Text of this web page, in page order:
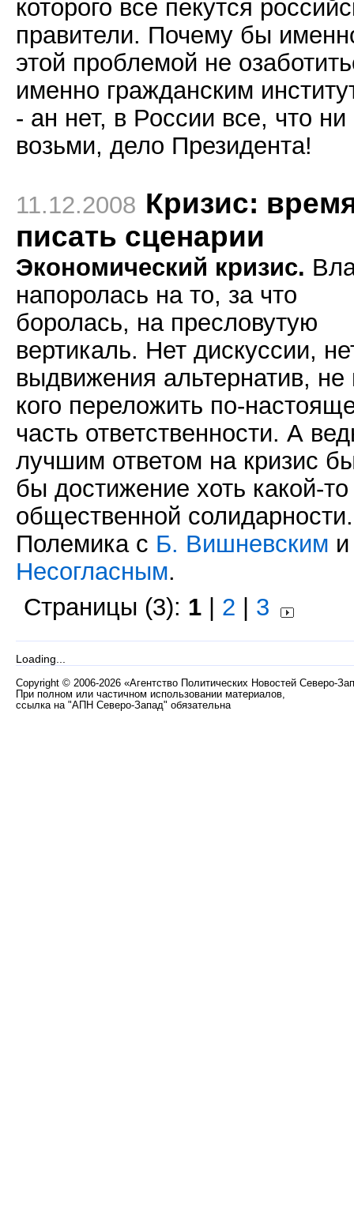
которого все пекутся
правители. Почему бы
этой проблемой не
именно гражданским
- ан нет, в России все, что ни
возьми, дело Президента!
11.12.2008 Кризис:
писать сценарии
Экономический кризис.
напоролась на то, за что
боролась, на пресловутую
вертикаль. Нет дискуссии,
выдвижения альтернатив, не
кого переложить по-
часть ответственности. А
лучшим ответом на кризис
бы достижение хоть какой-то
общественной солидарности.
Полемика с Б. Вишневским
Несогласным.
Страницы (3): 1 2 3
Loading...
Copyright © 2006-2026 «Агентство Политических Новостей Северо-
При полном или частичном использовании материалов,
ссылка на "АПН Северо-Запад" обязательна